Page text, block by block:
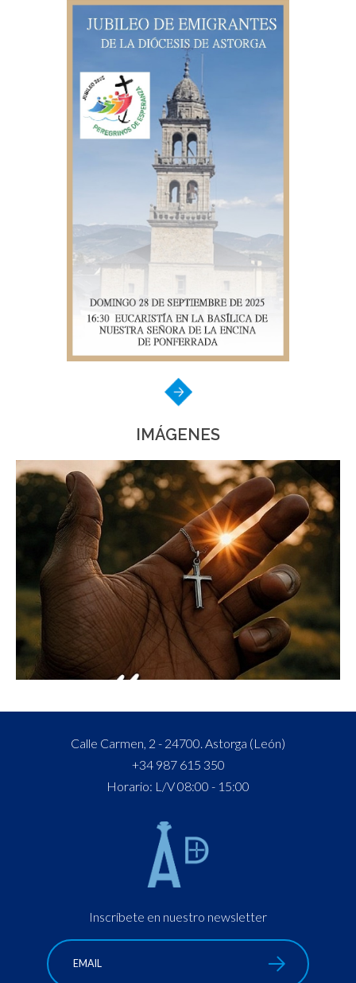
IMÁGENES
Calle Carmen, 2 - 24700. Astorga (León)
+34 987 615 350
Horario: L/V 08:00 - 15:00
Inscríbete en nuestro newsletter